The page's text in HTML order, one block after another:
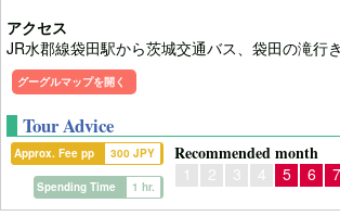
アクセス
JR水郡線袋田駅から茨城交通バス、袋田の滝行
グーグルマップを開く
Tour Advice
Recommended month
1 2 3 4 5 6 7
Approx. Fee pp 300 JPY
Spending Time 1 hr.